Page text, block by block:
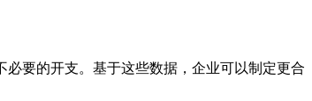
要的开支。基于这些数据，企业可以制定更合